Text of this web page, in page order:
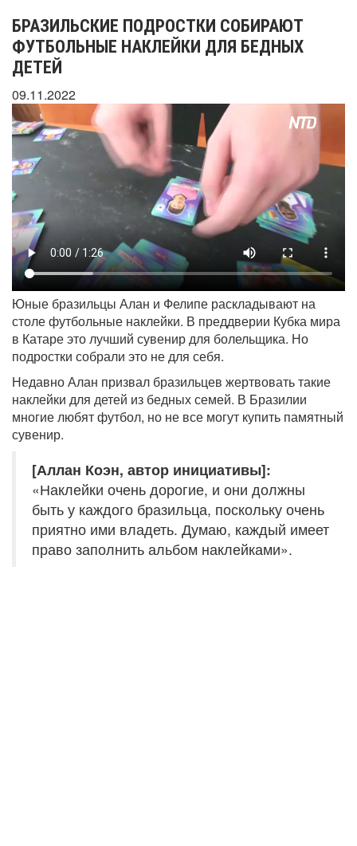
БРАЗИЛЬСКИЕ ПОДРОСТКИ СОБИРАЮТ
ФУТБОЛЬНЫЕ НАКЛЕЙКИ ДЛЯ БЕДНЫХ
ДЕТЕЙ
09.11.2022
Юные бразильцы Алан и Фелипе раскладывают на
столе футбольные наклейки. В преддверии Кубка мира
в Катаре это лучший сувенир для болельщика. Но
подростки собрали это не для себя.
Недавно Алан призвал бразильцев жертвовать такие
наклейки для детей из бедных семей. В Бразилии
многие любят футбол, но не все могут купить памятный
сувенир.
[Аллан Коэн, автор инициативы]:
«Наклейки очень дорогие, и они должны
быть у каждого бразильца, поскольку очень
приятно ими владеть. Думаю, каждый имеет
право заполнить альбом наклейками».